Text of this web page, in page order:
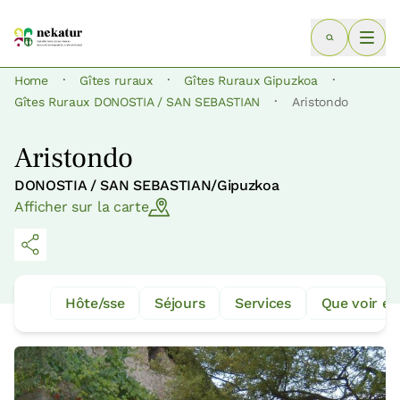
Home · Gîtes ruraux · Gîtes Ruraux Gipuzkoa ·
Gîtes Ruraux DONOSTIA / SAN SEBASTIAN · Aristondo
Aristondo
DONOSTIA / SAN SEBASTIAN/Gipuzkoa
Afficher sur la carte
Hôte/sse Séjours Services Que voir et